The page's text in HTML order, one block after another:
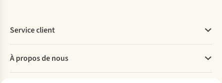
Service client
Commander
Payer
À propos de nous